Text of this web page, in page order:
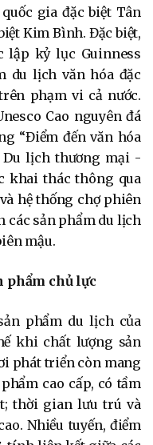
gia đặc biệt Tân
Kim Bình. Đặc biệt,
lập kỷ lục Guinness
du lịch văn hóa đặc
phạm vi cả nước.
Cao nguyên đá
“Điểm đến văn hóa
Du lịch thương mại -
khai thác thông qua
hệ thống chợ phiên
các sản phẩm du lịch
mậu.
phẩm chủ lực
phẩm du lịch của
khi chất lượng sản
phát triển còn mang
cao cấp, có tầm
thời gian lưu trú và
Nhiều tuyến, điểm